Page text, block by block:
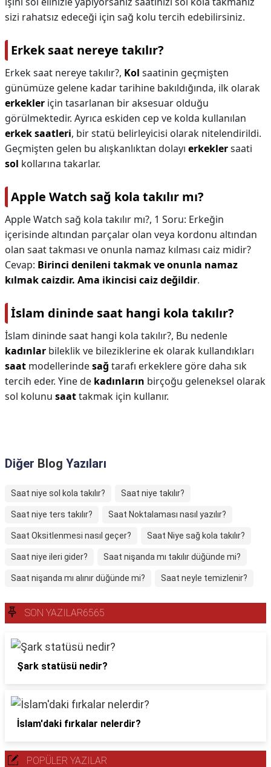
sizi rahatsız edeceği için sağ kolu tercih edebilirsiniz.
Erkek saat nereye takılır?
Erkek saat nereye takılır?, Kol saatinin geçmişten
günümüze gelene kadar tarihine bakıldığında, ilk olarak
erkekler için tasarlanan bir aksesuar olduğu
görülmektedir. Ayrıca eskiden cep ve kolda kullanılan
erkek saatleri, bir statü belirleyicisi olarak nitelendirildi.
Geçmişten gelen bu alışkanlıktan dolayı erkeklersaati
sol kollarına takarlar.
Apple Watch sağ kola takılır mı?
Apple Watch sağ kola takılır mı?, 1 Soru: Erkeğin
içerisinde altından parçalar olan veya kordonu altından
olan saat takması ve onunla namaz kılması caiz midir?
Cevap: Birinci denileni takmak ve onunla namaz
kılmak caizdir. Ama ikincisi caiz değildir.
İslam dininde saat hangi kola takılır?
İslam dininde saat hangi kola takılır?, Bu nedenle
kadınlar bileklik ve bileziklerine ek olarak kullandıkları
saat modellerindesağ tarafı erkeklere göre daha sık
tercih eder. Yine de kadınların birçoğu geleneksel olarak
sol kolunu saattakmak için kullanır.
Diğer Blog Yazıları
Saat niye sol kola takılır? Saat niye takılır?
Saat niye ters takılır? Saat Noktalaması nasıl yazılır?
Saat Oksitlenmesi nasıl geçer? Saat Niye sağ kola takılır?
Saat niye ileri gider? Saat nişanda mı takılır düğünde mi?
Saat nişanda mı alınır düğünde mi? Saat neyle temizlenir?
SON YAZILAR6565
Şark statüsü nedir?
İslam'daki fırkalar nelerdir?
POPÜLER YAZILAR